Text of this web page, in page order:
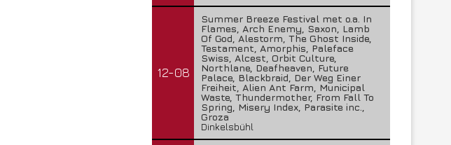
12-08
Summer Breeze Festival met o.a. In
Flames, Arch Enemy, Saxon, Lamb
Of God, Alestorm, The Ghost Inside,
Testament, Amorphis, Paleface
Swiss, Alcest, Orbit Culture,
Northlane, Deafheaven, Future
Palace, Blackbraid, Der Weg Einer
Freiheit, Alien Ant Farm, Municipal
Waste, Thundermother, From Fall To
Spring, Misery Index, Parasite inc.,
Groza
Dinkelsbühl